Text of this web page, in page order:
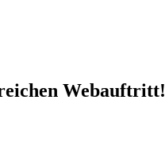
Webauftritt!